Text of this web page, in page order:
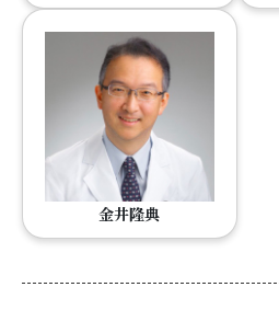
金井隆典